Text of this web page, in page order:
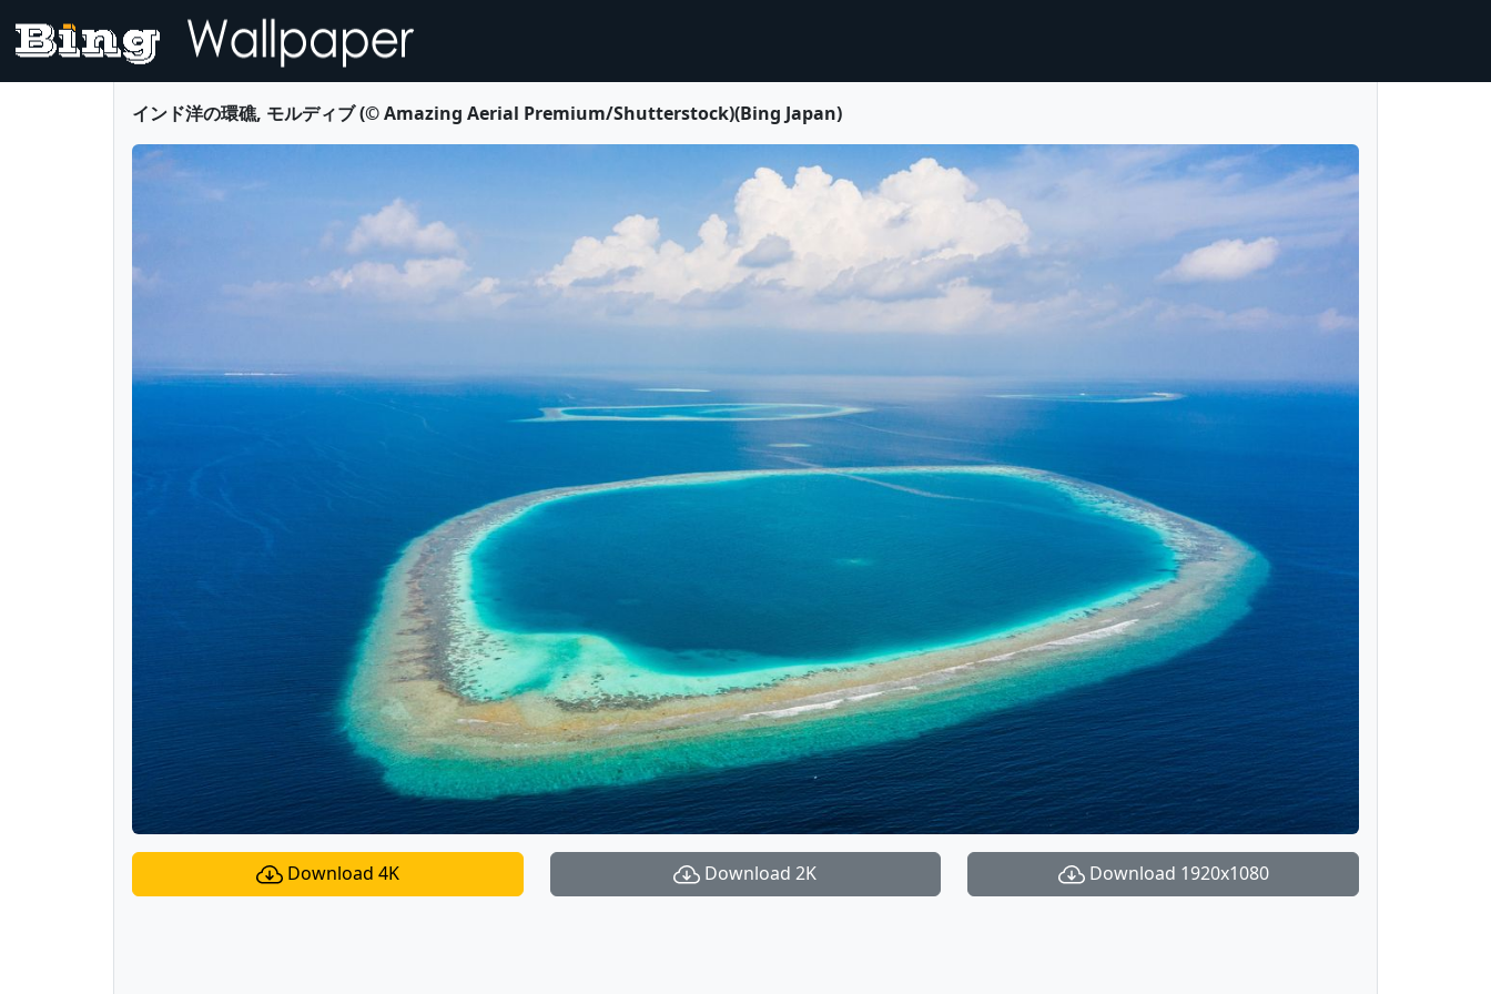
インド洋の環礁, モルディブ (© Amazing Aerial Premium/Shutterstock)(Bing Japan)
Download 4K Download 2K Download 1920x1080